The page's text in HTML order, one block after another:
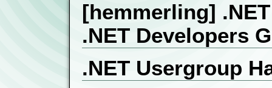
[hemmerling]
.NET Developers
.NET Usergroup